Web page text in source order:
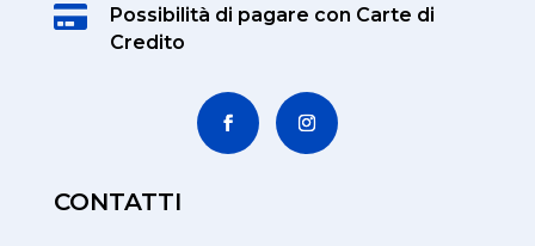
 Possibilità di pagare con Carte di
Credito
CONTATTI